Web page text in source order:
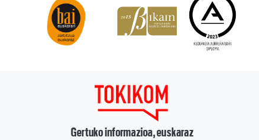
Gertuko informazioa, euskaraz